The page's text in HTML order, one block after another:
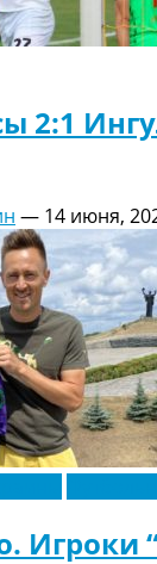
2:1
— 14 июня,
Игроки